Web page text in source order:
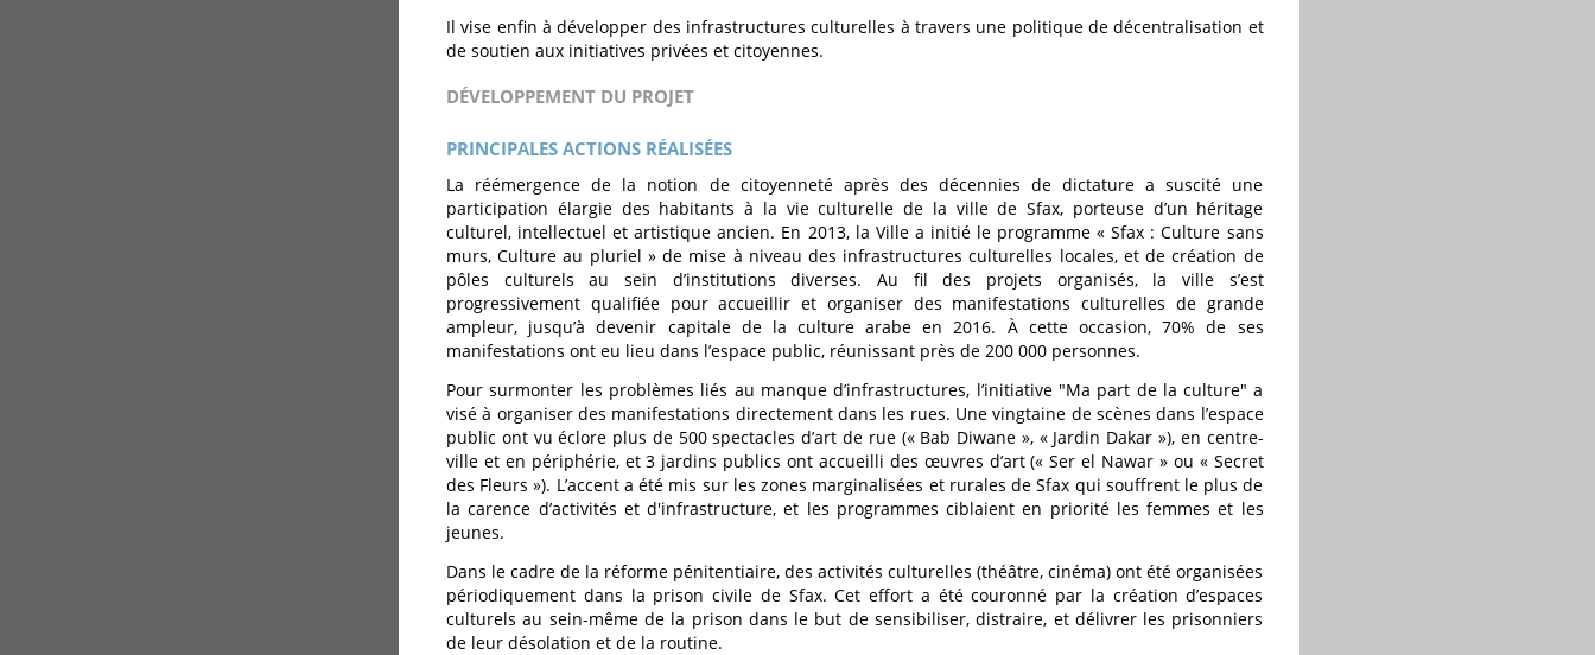
Il vise enfin à développer des infrastructures culturelles à travers une politique de décentralisation et
de soutien aux initiatives privées et citoyennes.
DÉVELOPPEMENT DU PROJET
PRINCIPALES ACTIONS RÉALISÉES
La réémergence de la notion de citoyenneté après des décennies de dictature a suscité une
participation élargie des habitants à la vie culturelle de la ville de Sfax, porteuse d’un héritage
culturel, intellectuel et artistique ancien. En 2013, la Ville a initié le programme « Sfax : Culture sans
murs, Culture au pluriel » de mise à niveau des infrastructures culturelles locales, et de création de
pôles culturels au sein d’institutions diverses. Au fil des projets organisés, la ville s’est
progressivement qualifiée pour accueillir et organiser des manifestations culturelles de grande
ampleur, jusqu’à devenir capitale de la culture arabe en 2016. À cette occasion, 70% de ses
manifestations ont eu lieu dans l’espace public, réunissant près de 200 000 personnes.
Pour surmonter les problèmes liés au manque d’infrastructures, l’initiative "Ma part de la culture" a
visé à organiser des manifestations directement dans les rues. Une vingtaine de scènes dans l’espace
public ont vu éclore plus de 500 spectacles d’art de rue (« Bab Diwane », « Jardin Dakar »), en centre-
ville et en périphérie, et 3 jardins publics ont accueilli des œuvres d’art (« Ser el Nawar » ou « Secret
des Fleurs »). L’accent a été mis sur les zones marginalisées et rurales de Sfax qui souffrent le plus de
la carence d’activités et d'infrastructure, et les programmes ciblaient en priorité les femmes et les
jeunes.
Dans le cadre de la réforme pénitentiaire, des activités culturelles (théâtre, cinéma) ont été organisées
périodiquement dans la prison civile de Sfax. Cet effort a été couronné par la création d’espaces
culturels au sein-même de la prison dans le but de sensibiliser, distraire, et délivrer les prisonniers
de leur désolation et de la routine.